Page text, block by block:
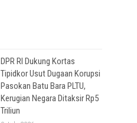
DPR RI Dukung Kortas
Tipidkor Usut Dugaan Korupsi
Pasokan Batu Bara PLTU,
Kerugian Negara Ditaksir Rp5
Triliun